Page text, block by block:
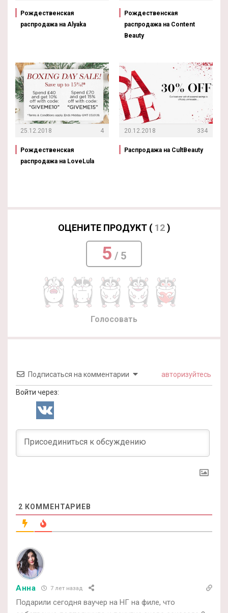
Рождественская
распродажа на Alyaka
25.12.2018 4
Рождественская
распродажа на LoveLula
Рождественская
распродажа на Content
Beauty
20.12.2018 334
Распродажа на CultBeauty
ОЦЕНИТЕ ПРОДУКТ ( 12)
5 / 5
Голосовать
Подписаться на комментарии авторизуйтесь
Войти через:
2 КОММЕНТАРИЕВ
Анна 7 лет назад
Подарили сегодня ваучер на НГ на филе, что